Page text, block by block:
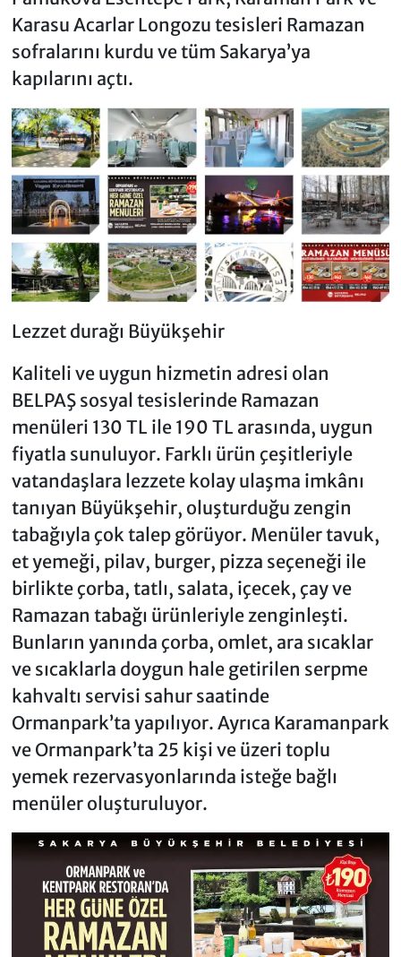
Karasu Acarlar Longozu tesisleri Ramazan
sofralarını kurdu ve tüm Sakarya’ya
kapılarını açtı.
Lezzet durağı Büyükşehir
Kaliteli ve uygun hizmetin adresi olan
BELPAŞ sosyal tesislerinde Ramazan
menüleri 130 TL ile 190 TL arasında, uygun
fiyatla sunuluyor. Farklı ürün çeşitleriyle
vatandaşlara lezzete kolay ulaşma imkânı
tanıyan Büyükşehir, oluşturduğu zengin
tabağıyla çok talep görüyor. Menüler tavuk,
et yemeği, pilav, burger, pizza seçeneği ile
birlikte çorba, tatlı, salata, içecek, çay ve
Ramazan tabağı ürünleriyle zenginleşti.
Bunların yanında çorba, omlet, ara sıcaklar
ve sıcaklarla doygun hale getirilen serpme
kahvaltı servisi sahur saatinde
Ormanpark’ta yapılıyor. Ayrıca Karamanpark
ve Ormanpark’ta 25 kişi ve üzeri toplu
yemek rezervasyonlarında isteğe bağlı
menüler oluşturuluyor.